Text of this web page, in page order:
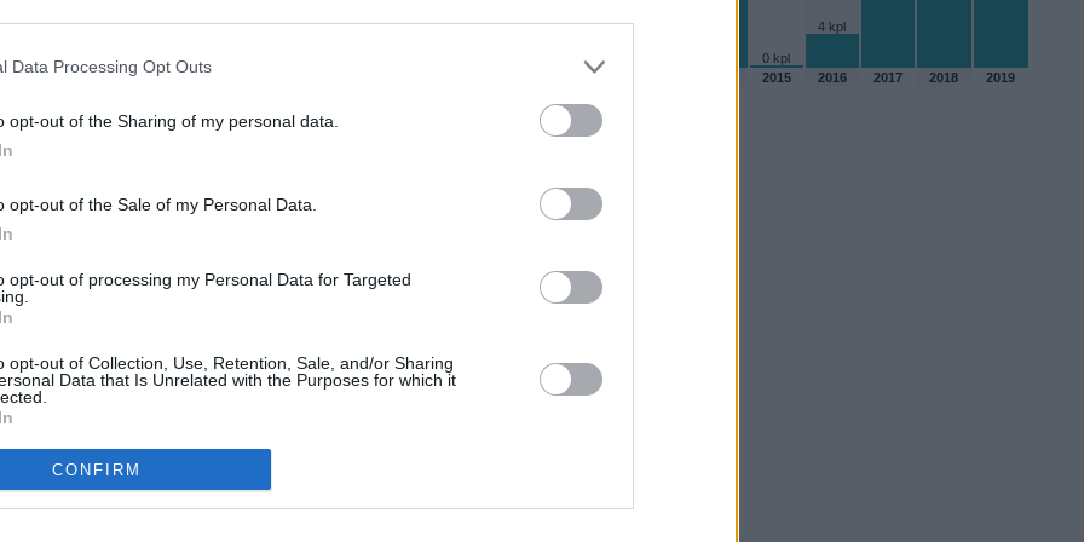
Data Processing Opt Outs
opt-out of the Sharing of my personal data.
opt-out of the Sale of my Personal Data.
opt-out of processing my Personal Data for Targeted
opt-out of Collection, Use, Retention, Sale, and/or Sharing
Data that Is Unrelated with the Purposes for which it
CONFIRM
0 kpl
4 kpl
2012 2015 2016 2017 2018 2019
Joulukuun sademäärä eri kuukausina
sadepäivien määrä Pozzuolissa eri vuosina 2010-luvulla.
2010
97 mm
15 kpl
2012
2014
86 mm
27 kpl
2015
0 mm
0 kpl
2018
49 mm
2019
140 mm 13 kpl